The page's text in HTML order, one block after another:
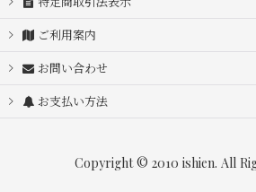
ご利用案内
お問い合わせ
お支払い方法
Copyright © 2010 ishien. All